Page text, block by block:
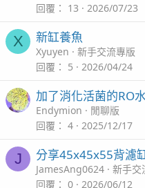
回覆
13 2026/07/23
X 新缸養魚
Xyuyen
新手交流專版
回覆
5 2026/04/24
加了消化活菌的RO
Endymion
閒聊版
回覆
4 2025/12/17
J 分享45x45x55背濾
JamesAng0624
新手交
回覆
0 2026/06/12